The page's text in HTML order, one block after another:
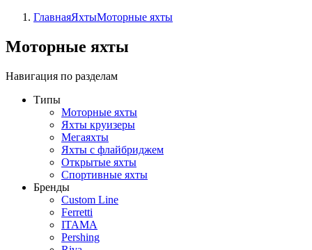
ГлавнаяЯхтыМоторные яхты
Моторные яхты
Навигация по разделам
Типы
Моторные яхты
Яхты круизеры
Мегаяхты
Яхты с флайбриджем
Открытые яхты
Спортивные яхты
Бренды
Custom Line
Ferretti
ITAMA
Pershing